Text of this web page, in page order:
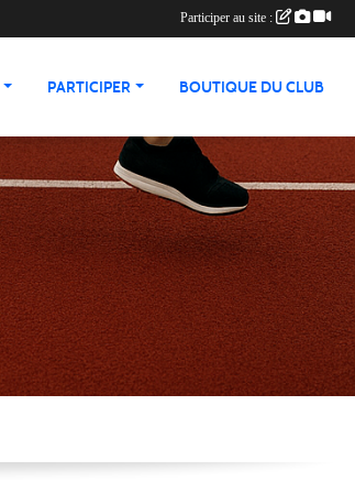
PARTICIPER BOUTIQUE DU CLUB
Participer au site :